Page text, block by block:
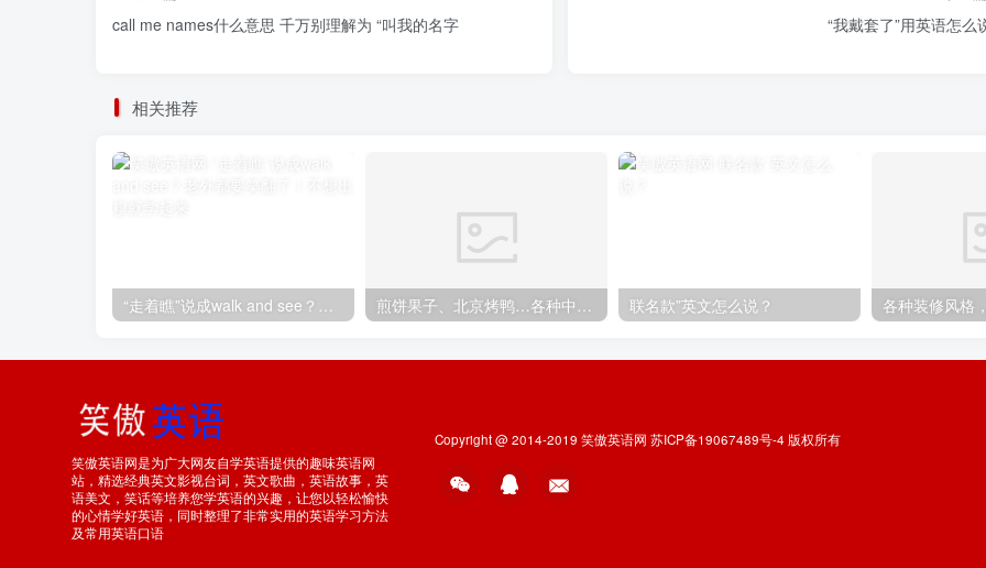
call me names什么意思 千万别理解为 “叫我的名字
“我戴套了”用英语怎么
相关推荐
煎饼果子、北京烤鸭…各种中国特色美食英语怎么说 联名款”英文怎么说？
笑傲英语网是为广大网友自学英语提供的趣味英语网
站，精选经典英文影视台词，英文歌曲，英语故事，英
语美文，笑话等培养您学英语的兴趣，让您以轻松愉快
的心情学好英语，同时整理了非常实用的英语学习方法
及常用英语口语
Copyright @ 2014-2019 笑傲英语网 苏ICP备19067489号-4 版权所有